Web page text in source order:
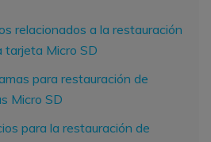
relacionados a la restauración
tarjeta Micro SD
para restauración de
Micro SD
para la restauración de